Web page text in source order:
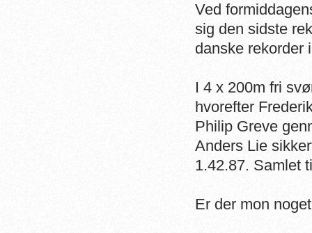
Ved
sig den sidste
danske rekorder
I 4 x 200m fri
hvorefter
Philip Greve
Anders Lie
1.42.87. Samlet
Er der mon